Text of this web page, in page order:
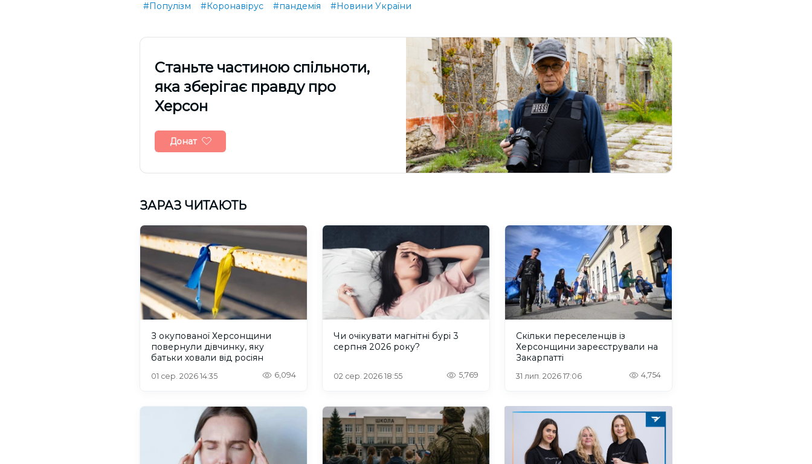
#Популізм #Коронавірус #пандемія #Новини України
Cтаньте частиною спільноти,
яка зберігає правду про
Херсон
Донат
ЗАРАЗ ЧИТАЮТЬ
З окупованої Херсонщини
повернули дівчинку, яку
батьки ховали від росіян
01 сер. 2026 14:35 6,094
Чи очікувати магнітні бурі 3
серпня 2026 року?
02 сер. 2026 18:55 5,769
Скільки переселенців із
Херсонщини зареєстрували на
Закарпатті
31 лип. 2026 17:06 4,754